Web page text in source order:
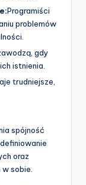
Programiści
problemów
gdy
istnienia.
trudniejsze,
spójność
oraz
sobie.